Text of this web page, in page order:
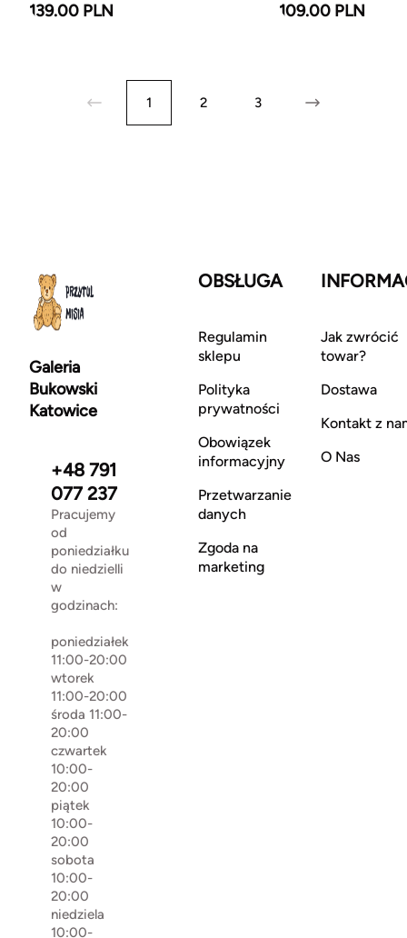
139.00 PLN 109.00 PLN
1 2 3
Galeria
Bukowski
Katowice
+48 791
077 237
Pracujemy
od
poniedziałku
do niedzielli
w
godzinach:
poniedziałek
11:00-20:00
wtorek
11:00-20:00
środa 11:00-
20:00
czwartek
10:00-
20:00
piątek
10:00-
20:00
sobota
10:00-
20:00
niedziela
10:00-
OBSŁUGA
Regulamin
sklepu
Polityka
prywatności
Obowiązek
informacyjny
Przetwarzanie
danych
Zgoda na
marketing
Jak zwrócić
towar?
Dostawa
Kontakt z
O Nas